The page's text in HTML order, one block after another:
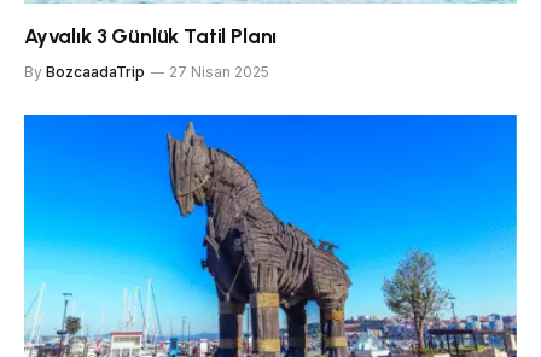
Ayvalık 3 Günlük Tatil Planı
By BozcaadaTrip 27 Nisan 2025